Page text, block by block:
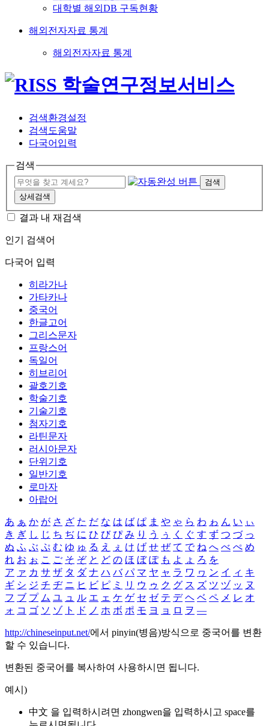
대학별 해외DB 구독현황
해외전자자료 통계
해외전자자료 통계
검색환경설정
검색도움말
다국어입력
검색
검색
상세검색
결과 내 재검색
인기 검색어
다국어 입력
히라가나
가타카나
중국어
한글고어
그리스문자
프랑스어
독일어
히브리어
괄호기호
학술기호
기술기호
첨자기호
라틴문자
러시아문자
단위기호
일반기호
로마자
아랍어
あ ぁ か が さ ざ た だ な は ば ぱ ま や ゃ ら わ ゎ ん い ぃ
き ぎ し じ ち ぢ に ひ び ぴ み り う ぅ く ぐ す ず つ づ っ
ぬ ふ ぶ ぷ む ゆ ゅ る え ぇ け げ せ ぜ て で ね へ べ ぺ め
れ お ぉ こ ご そ ぞ と ど の ほ ぼ ぽ も よ ょ ろ を
ア ァ カ サ ザ タ ダ ナ ハ バ パ マ ヤ ャ ラ ワ ヮ ン イ ィ キ
ギ シ ジ チ ヂ ニ ヒ ビ ピ ミ リ ウ ゥ ク グ ス ズ ツ ヅ ッ ヌ
フ ブ プ ム ユ ュ ル エ ェ ケ ゲ セ ゼ テ デ ヘ ベ ペ メ レ オ
ォ コ ゴ ソ ゾ ト ド ノ ホ ボ ポ モ ヨ ョ ロ ヲ ―
http://chineseinput.net/에서 pinyin(병음)방식으로 중국어를 변환
할 수 있습니다.
변환된 중국어를 복사하여 사용하시면 됩니다.
예시)
中文 을 입력하시려면 zhongwen을 입력하시고 space를